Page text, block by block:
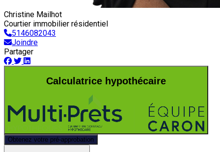
Christine Mailhot
Courtier immobilier résidentiel
5146082043
Joindre
Partager
Calculatrice hypothécaire
Obtenez votre pré-approbation